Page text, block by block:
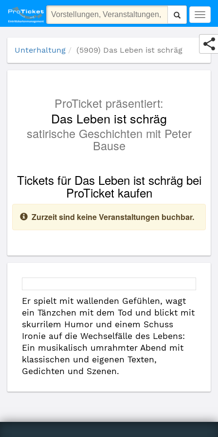
(5909) Das Leben ist schräg
Unterhaltung (5909) Das Leben ist schräg
ProTicket präsentiert:
Das Leben ist schräg
satirische Geschichten mit Peter
Bause
Tickets für Das Leben ist schräg bei
ProTicket kaufen
Zurzeit sind keine Veranstaltungen buchbar.
Er spielt mit wallenden Gefühlen, wagt
ein Tänzchen mit dem Tod und blickt mit
skurrilem Humor und einem Schuss
Ironie auf die Wechselfälle des Lebens:
Ein musikalisch umrahmter Abend mit
klassischen und eigenen Texten,
Gedichten und Szenen.